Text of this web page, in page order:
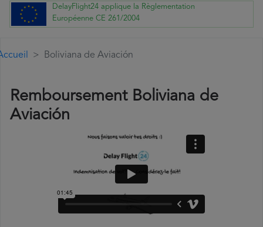
DelayFlight24 applique la Règlementation
Européenne CE 261/2004
Boliviana de Aviación
Remboursement Boliviana de
Aviación